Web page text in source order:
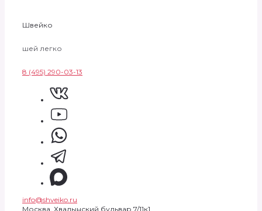
Швейко
шей легко
8 (495) 290-03-13
info@shveiko.ru
Москва, Хвалынский бульвар 7/11к1